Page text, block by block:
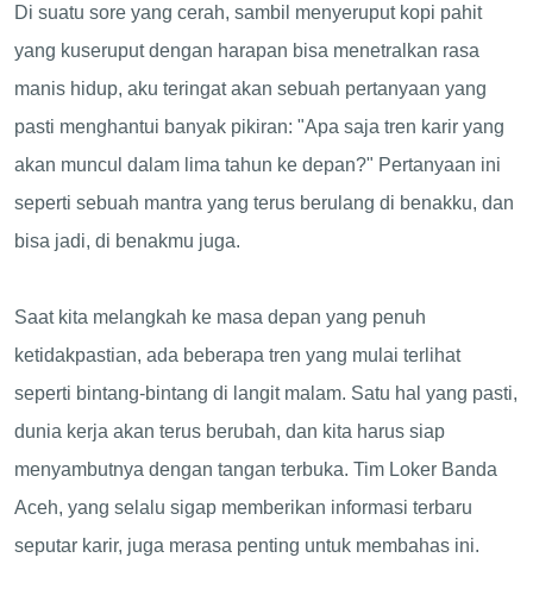
Di suatu sore yang cerah, sambil menyeruput kopi pahit
yang kuseruput dengan harapan bisa menetralkan rasa
manis hidup, aku teringat akan sebuah pertanyaan yang
pasti menghantui banyak pikiran: "Apa saja tren karir yang
akan muncul dalam lima tahun ke depan?" Pertanyaan ini
seperti sebuah mantra yang terus berulang di benakku, dan
bisa jadi, di benakmu juga.
Saat kita melangkah ke masa depan yang penuh
ketidakpastian, ada beberapa tren yang mulai terlihat
seperti bintang-bintang di langit malam. Satu hal yang pasti,
dunia kerja akan terus berubah, dan kita harus siap
menyambutnya dengan tangan terbuka. Tim Loker Banda
Aceh, yang selalu sigap memberikan informasi terbaru
seputar karir, juga merasa penting untuk membahas ini.